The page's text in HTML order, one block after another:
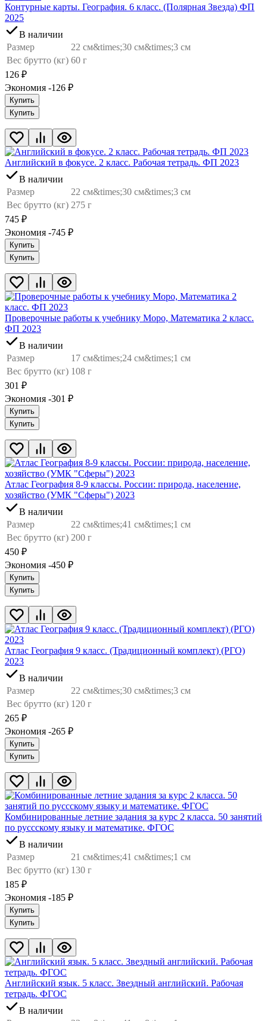
Контурные карты. География. 6 класс. (Полярная Звезда) ФП
2025
В наличии
Размер
22 см&times;30 см&times;3 см
Вес брутто (кг) 60 г
126 ₽
Экономия -126 ₽
Купить
Купить
Английский в фокусе. 2 класс. Рабочая тетрадь. ФП 2023
В наличии
Размер
22 см&times;30 см&times;3 см
Вес брутто (кг) 275 г
745 ₽
Экономия -745 ₽
Купить
Купить
Проверочные работы к учебнику Моро, Математика 2 класс.
ФП 2023
В наличии
Размер
17 см&times;24 см&times;1 см
Вес брутто (кг) 108 г
301 ₽
Экономия -301 ₽
Купить
Купить
Атлас География 8-9 классы. России: природа, население,
хозяйство (УМК "Сферы") 2023
В наличии
Размер
22 см&times;41 см&times;1 см
Вес брутто (кг) 200 г
450 ₽
Экономия -450 ₽
Купить
Купить
Атлас География 9 класс. (Традиционный комплект) (РГО)
2023
В наличии
Размер
22 см&times;30 см&times;3 см
Вес брутто (кг) 120 г
265 ₽
Экономия -265 ₽
Купить
Купить
Комбинированные летние задания за курс 2 класса. 50 занятий
по руссскому языку и математике. ФГОС
В наличии
Размер
21 см&times;41 см&times;1 см
Вес брутто (кг) 130 г
185 ₽
Экономия -185 ₽
Купить
Купить
Английский язык. 5 класс. Звездный английский. Рабочая
тетрадь. ФГОС
В наличии